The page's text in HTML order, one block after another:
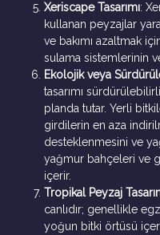
Xeriscape Tasarımı:
kullanan peyzajlar
ve bakımı azaltmak
sulama sistemlerinin
Ekolojik veya
tasarımı
planda tutar. Yerli
girdilerin en aza
desteklenmesini ve
yağmur bahçeleri ve
içerir.
Tropikal Peyzaj
canlıdır; genellikle
yoğun bitki örtüsü